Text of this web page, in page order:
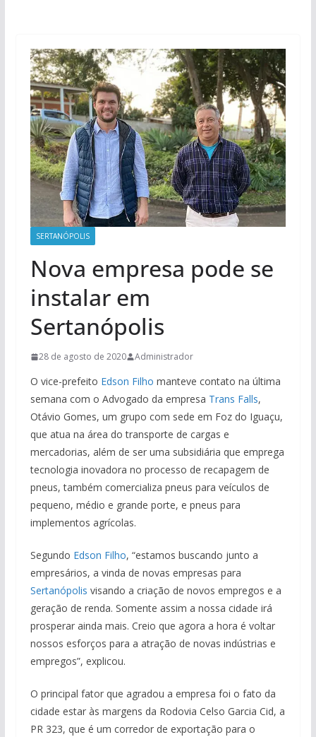
SERTANÓPOLIS
Nova empresa pode se
instalar em
Sertanópolis
28 de agosto de 2020 Administrador
O vice-prefeito Edson Filho manteve contato na última
semana com o Advogado da empresa Trans Falls,
Otávio Gomes, um grupo com sede em Foz do Iguaçu,
que atua na área do transporte de cargas e
mercadorias, além de ser uma subsidiária que emprega
tecnologia inovadora no processo de recapagem de
pneus, também comercializa pneus para veículos de
pequeno, médio e grande porte, e pneus para
implementos agrícolas.
Segundo Edson Filho, “estamos buscando junto a
empresários, a vinda de novas empresas para
Sertanópolis visando a criação de novos empregos e a
geração de renda. Somente assim a nossa cidade irá
prosperar ainda mais. Creio que agora a hora é voltar
nossos esforços para a atração de novas indústrias e
empregos”, explicou.
O principal fator que agradou a empresa foi o fato da
cidade estar às margens da Rodovia Celso Garcia Cid, a
PR 323, que é um corredor de exportação para o